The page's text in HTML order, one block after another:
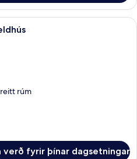
Rúmföt úr egypskri bómull, rúmföt
rúm
verð fyrir þínar dagsetningar